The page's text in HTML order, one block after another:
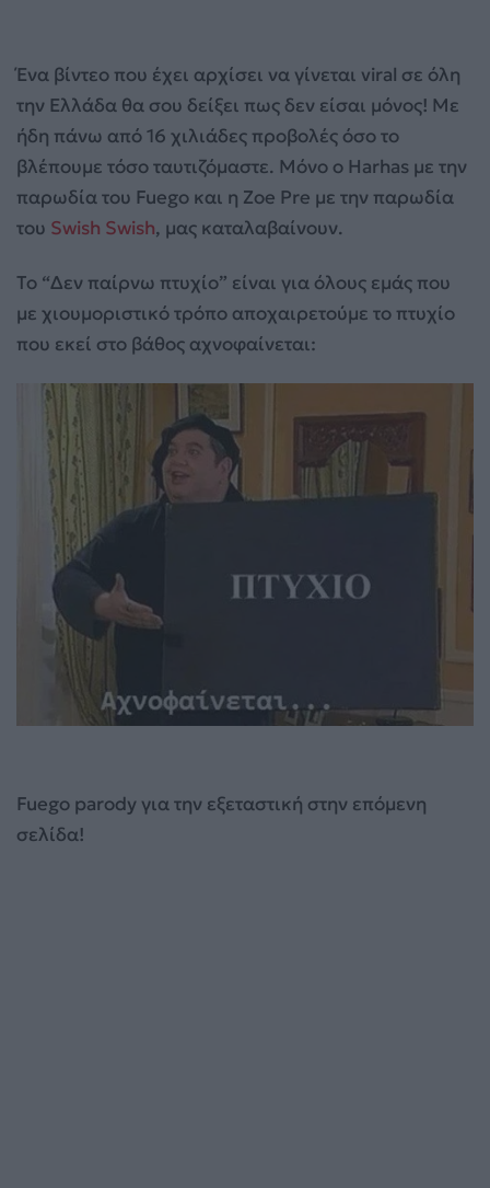
Ένα βίντεο που έχει αρχίσει να γίνεται viral σε όλη
την Ελλάδα θα σου δείξει πως δεν είσαι μόνος! Με
ήδη πάνω από 16 χιλιάδες προβολές όσο το
βλέπουμε τόσο ταυτιζόμαστε. Μόνο ο Harhas με την
παρωδία του Fuego και η Zoe Pre με την παρωδία
του Swish Swish, μας καταλαβαίνουν.
Το “Δεν παίρνω πτυχίο” είναι για όλους εμάς που
με χιουμοριστικό τρόπο αποχαιρετούμε το πτυχίο
που εκεί στο βάθος αχνοφαίνεται:
Fuego parody για την εξεταστική στην επόμενη
σελίδα!